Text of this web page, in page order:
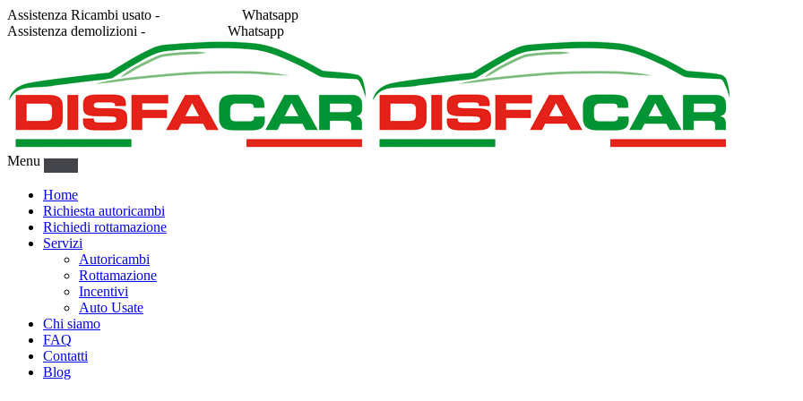
Assistenza Ricambi usato -
Whatsapp
Assistenza demolizioni -
Whatsapp
Menu
Home
Richiesta autoricambi
Richiedi rottamazione
Servizi
Autoricambi
Rottamazione
Incentivi
Auto Usate
Chi siamo
FAQ
Contatti
Blog